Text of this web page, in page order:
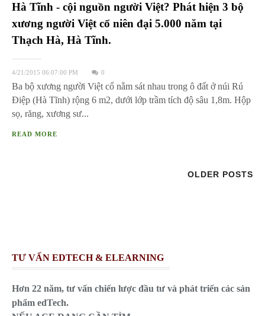
Hà Tĩnh - cội nguồn người Việt? Phát hiện 3 bộ
xương người Việt cổ niên đại 5.000 năm tại
Thạch Hà, Hà Tĩnh.
4/21/2015 06:07:00 PM 0
Ba bộ xương người Việt cổ nằm sát nhau trong ô đất ở núi Rú
Điệp (Hà Tĩnh) rộng 6 m2, dưới lớp trầm tích độ sâu 1,8m. Hộp
sọ, răng, xương sư...
READ MORE
OLDER POSTS
TƯ VẤN EDTECH & ELEARNING
Hơn 22 năm, tư vấn chiến lược đầu tư và phát triển các sản
phẩm edTech.